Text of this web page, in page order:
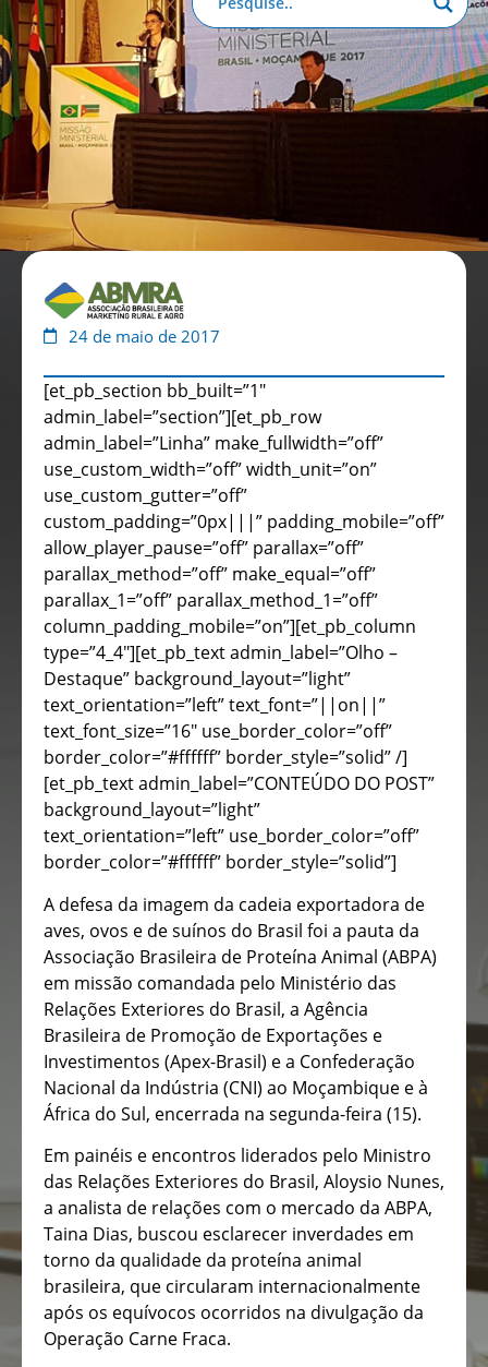
24 de maio de 2017
[et_pb_section bb_built=”1″
admin_label=”section”][et_pb_row
admin_label=”Linha” make_fullwidth=”off”
use_custom_width=”off” width_unit=”on”
use_custom_gutter=”off”
custom_padding=”0px|||” padding_mobile=”off”
allow_player_pause=”off” parallax=”off”
parallax_method=”off” make_equal=”off”
parallax_1=”off” parallax_method_1=”off”
column_padding_mobile=”on”][et_pb_column
type=”4_4″][et_pb_text admin_label=”Olho –
Destaque” background_layout=”light”
text_orientation=”left” text_font=”||on||”
text_font_size=”16″ use_border_color=”off”
border_color=”#ffffff” border_style=”solid” /]
[et_pb_text admin_label=”CONTEÚDO DO POST”
background_layout=”light”
text_orientation=”left” use_border_color=”off”
border_color=”#ffffff” border_style=”solid”]
A defesa da imagem da cadeia exportadora de
aves, ovos e de suínos do Brasil foi a pauta da
Associação Brasileira de Proteína Animal (ABPA)
em missão comandada pelo Ministério das
Relações Exteriores do Brasil, a Agência
Brasileira de Promoção de Exportações e
Investimentos (Apex-Brasil) e a Confederação
Nacional da Indústria (CNI) ao Moçambique e à
África do Sul, encerrada na segunda-feira (15).
Em painéis e encontros liderados pelo Ministro
das Relações Exteriores do Brasil, Aloysio Nunes,
a analista de relações com o mercado da ABPA,
Taina Dias, buscou esclarecer inverdades em
torno da qualidade da proteína animal
brasileira, que circularam internacionalmente
após os equívocos ocorridos na divulgação da
Operação Carne Fraca.